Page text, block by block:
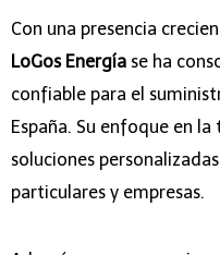
Con una presencia
LoGos Energía se ha
confiable para el
España. Su enfoque en
soluciones
particulares y empresas.